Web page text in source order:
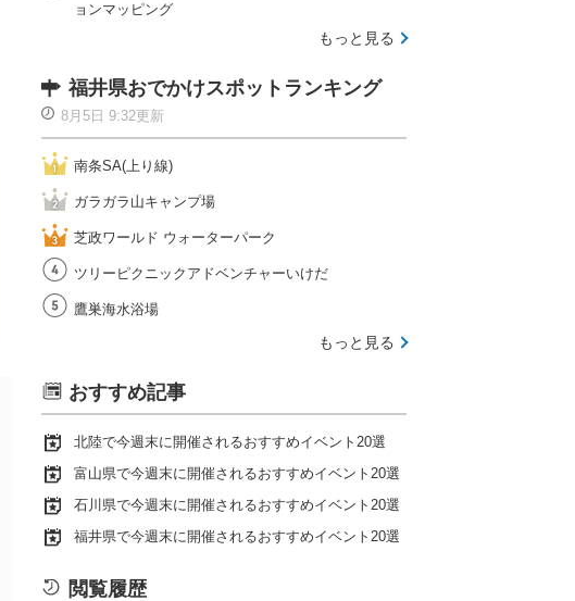
ョンマッピング
もっと見る
福井県おでかけスポットランキング
8月5日 9:32更新
南条SA(上り線)
ガラガラ山キャンプ場
芝政ワールド ウォーターパーク
ツリーピクニックアドベンチャーいけだ
鷹巣海水浴場
もっと見る
おすすめ記事
北陸で今週末に開催されるおすすめイベント20選
富山県で今週末に開催されるおすすめイベント20選
石川県で今週末に開催されるおすすめイベント20選
福井県で今週末に開催されるおすすめイベント20選
閲覧履歴